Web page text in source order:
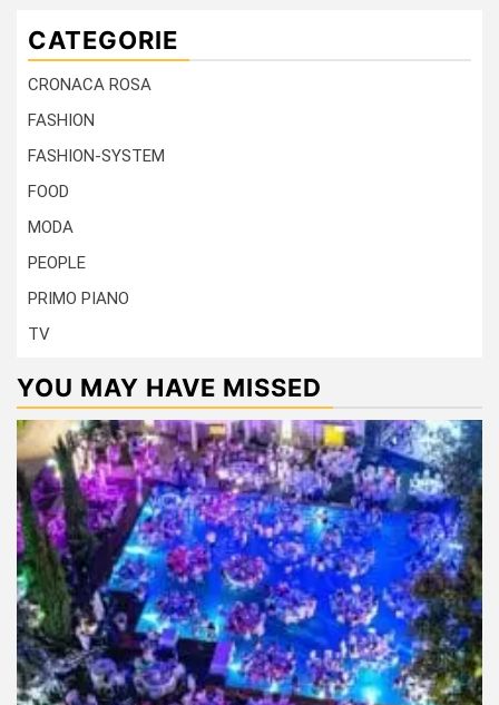
CATEGORIE
CRONACA ROSA
FASHION
FASHION-SYSTEM
FOOD
MODA
PEOPLE
PRIMO PIANO
TV
YOU MAY HAVE MISSED